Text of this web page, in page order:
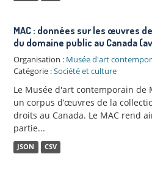
MAC : données sur les œuvres
du domaine public au Canada
Organisation : Musée d'art
Catégorie :Société et culture
Le Musée d'art contemporain de
un corpus d’œuvres de la
droits au Canada. Le MAC rend
partie...
JSON CSV